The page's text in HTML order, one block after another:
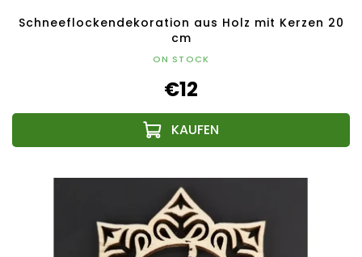
Schneeflockendekoration aus Holz mit Kerzen 20
cm
ON STOCK
€12